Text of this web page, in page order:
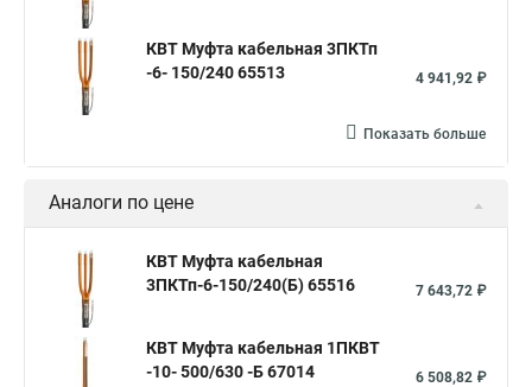
КВТ Муфта кабельная 3ПКТп
-6- 150/240 65513
4 941,92 ₽
Показать больше
Аналоги по цене
КВТ Муфта кабельная
3ПКТп-6-150/240(Б) 65516
7 643,72 ₽
КВТ Муфта кабельная 1ПКВТ
-10- 500/630 -Б 67014
6 508,82 ₽